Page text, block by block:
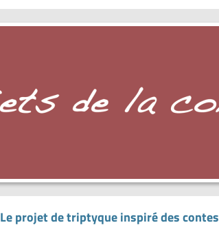
Le projet de triptyque inspiré des contes